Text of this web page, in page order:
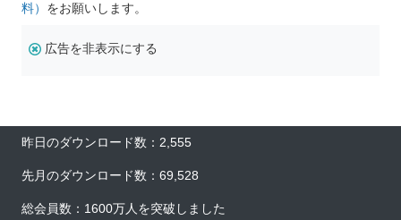
料） をお願いします。
広告を非表示にする
昨日のダウンロード数：2,555
先月のダウンロード数：69,528
総会員数：1600万人を突破しました